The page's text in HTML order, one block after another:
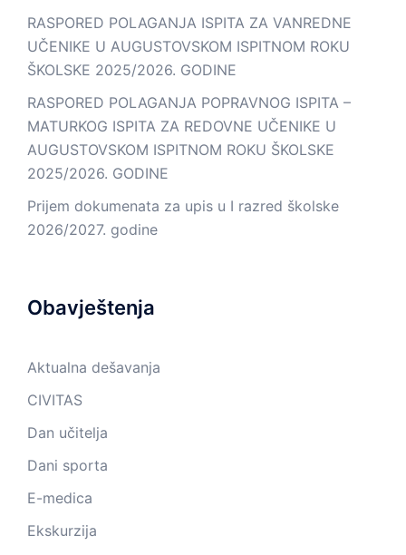
RASPORED POLAGANJA ISPITA ZA VANREDNE
UČENIKE U AUGUSTOVSKOM ISPITNOM ROKU
ŠKOLSKE 2025/2026. GODINE
RASPORED POLAGANJA POPRAVNOG ISPITA –
MATURKOG ISPITA ZA REDOVNE UČENIKE U
AUGUSTOVSKOM ISPITNOM ROKU ŠKOLSKE
2025/2026. GODINE
Prijem dokumenata za upis u I razred školske
2026/2027. godine
Obavještenja
Aktualna dešavanja
CIVITAS
Dan učitelja
Dani sporta
E-medica
Ekskurzija